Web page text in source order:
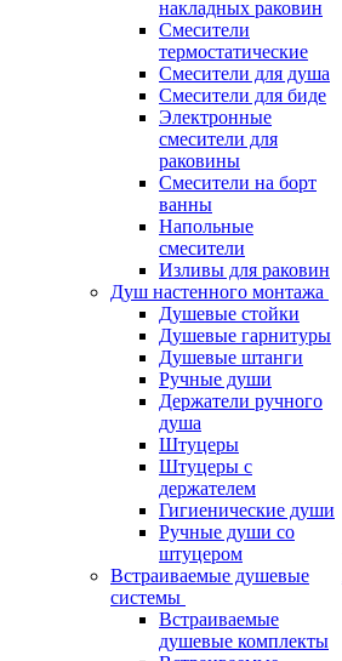
накладных раковин
Смесители
термостатические
Смесители для душа
Смесители для биде
Электронные
смесители для
раковины
Смесители на борт
ванны
Напольные
смесители
Изливы для раковин
Душ настенного монтажа
Душевые стойки
Душевые гарнитуры
Душевые штанги
Ручные души
Держатели ручного
душа
Штуцеры
Штуцеры с
держателем
Гигиенические души
Ручные души со
штуцером
Встраиваемые душевые
системы
Встраиваемые
душевые комплекты